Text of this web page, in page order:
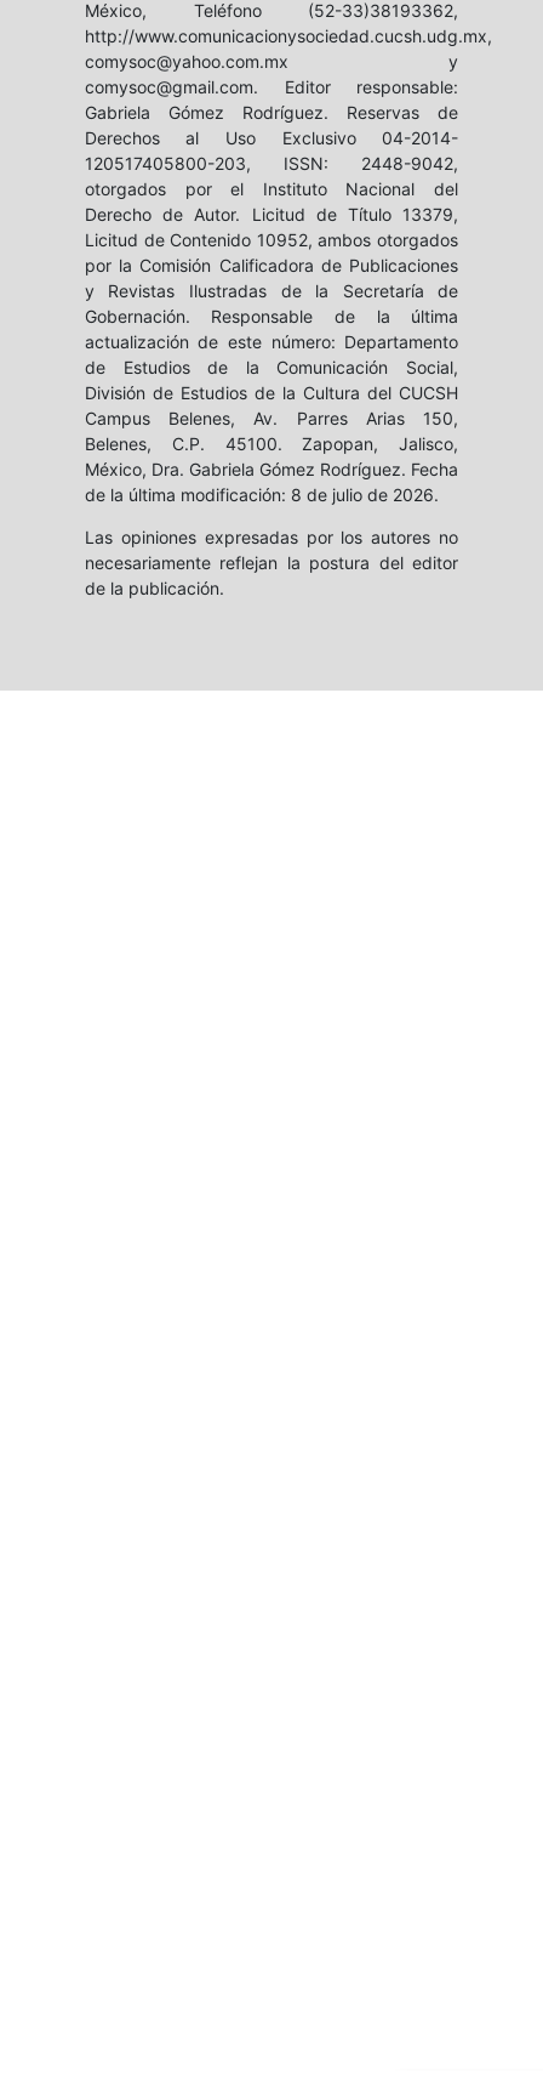
México, Teléfono (52-33)38193362,
http://www.comunicacionysociedad.cucsh.udg.mx,
comysoc@yahoo.com.mx y
comysoc@gmail.com. Editor responsable:
Gabriela Gómez Rodríguez. Reservas de
Derechos al Uso Exclusivo 04-2014-
120517405800-203, ISSN: 2448-9042,
otorgados por el Instituto Nacional del
Derecho de Autor. Licitud de Título 13379,
Licitud de Contenido 10952, ambos otorgados
por la Comisión Calificadora de Publicaciones
y Revistas Ilustradas de la Secretaría de
Gobernación. Responsable de la última
actualización de este número: Departamento
de Estudios de la Comunicación Social,
División de Estudios de la Cultura del CUCSH
Campus Belenes, Av. Parres Arias 150,
Belenes, C.P. 45100. Zapopan, Jalisco,
México, Dra. Gabriela Gómez Rodríguez. Fecha
de la última modificación: 8 de julio de 2026.
Las opiniones expresadas por los autores no
necesariamente reflejan la postura del editor
de la publicación.